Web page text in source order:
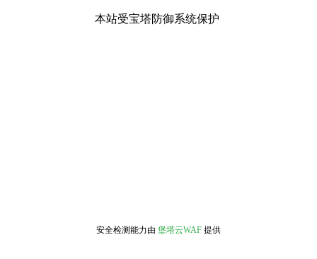
本站受宝塔防御系统保护
安全检测能力由 堡塔云WAF 提供